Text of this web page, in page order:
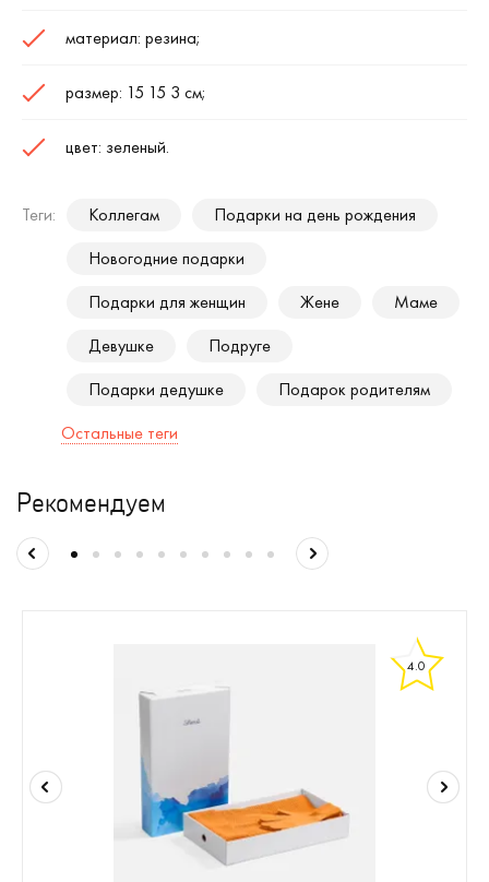
материал: резина;
размер: 15 15 3 см;
цвет: зеленый.
Теги: Коллегам
Подарки на день рождения
Новогодние подарки
Подарки для женщин
Жене
Маме
Девушке
Подруге
Подарки дедушке
Подарок родителям
Остальные теги
Рекомендуем
4.0